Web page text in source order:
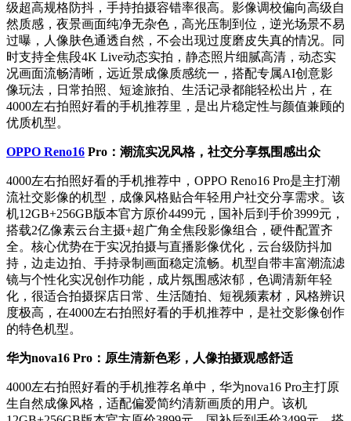
级超高规格防抖，手持拍摄容错率很高。影像调校偏向高级自
然质感，夜景画面纯净无杂色，高光压制到位，逆光场景不易
过曝，人像肤色通透自然，不会出现过度磨皮失真的情况。同
时支持全焦段4K Live动态实拍，静态照片细腻高清，动态实
况画面流畅清晰，远近景成像质感统一，搭配专属AI创意影
像玩法，日常拍照、短途旅拍、生活记录都能轻松出片，在
4000左右拍照好看的手机推荐里，是出片稳定性与颜值兼顾的
优质机型。
OPPO Reno16 Pro：潮流实况风格，社交分享氛围感出众
4000左右拍照好看的手机推荐中，OPPO Reno16 Pro是主打潮
流社交影像的机型，成像风格贴合年轻用户社交分享需求。该
机12GB+256GB版本官方原价4499元，国补后到手价3999元，
搭载2亿像素云台主摄+超广角全焦段影像组合，硬件配置齐
全。核心优势在于实况拍摄与直播影像优化，云台级防抖加
持，边走边拍、手持录制画面稳定流畅。机型自带丰富潮流滤
镜与个性化实况创作功能，成片氛围感浓郁，色调清新年轻
化，很适合拍摄探店日常、生活随拍、短视频素材，风格辨识
度极高，在4000左右拍照好看的手机推荐中，是社交影像创作
的特色机型。
华为nova16 Pro：原生清新色彩，人像拍摄观感舒适
4000左右拍照好看的手机推荐名单中，华为nova16 Pro主打原
生自然成像风格，适配偏爱简约清新画质的用户。该机